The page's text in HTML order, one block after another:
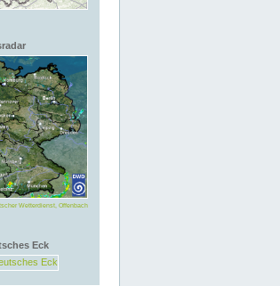
Wetterdienst, Offenbach
Eck